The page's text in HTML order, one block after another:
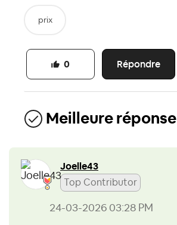
prix
Répondre
0
Meilleure réponse
Joelle43
Top Contributor
‎24-03-2026 03:28 PM